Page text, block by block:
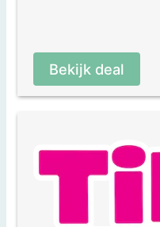
Bekijk deal